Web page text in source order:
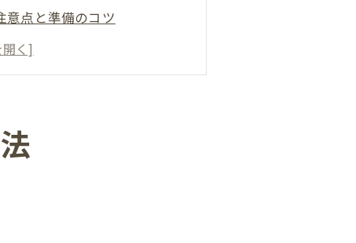
意点と準備のコツ
ンターを利用する利点
口でのサポート体験
とは
窓口の種類と特徴